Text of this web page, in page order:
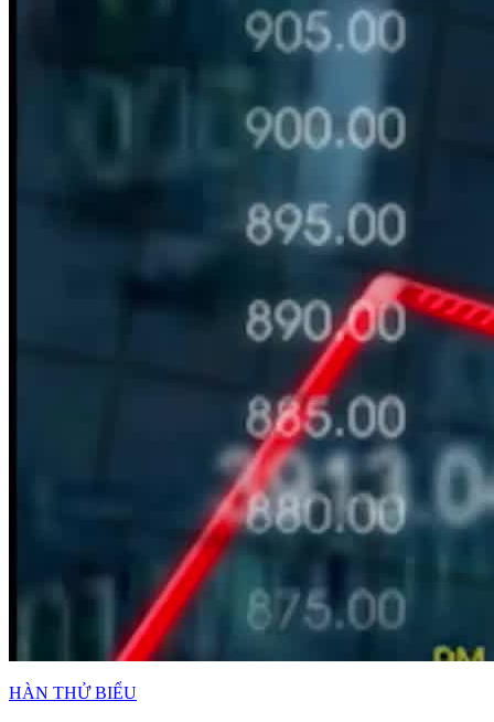
HÀN THỬ BIỂU